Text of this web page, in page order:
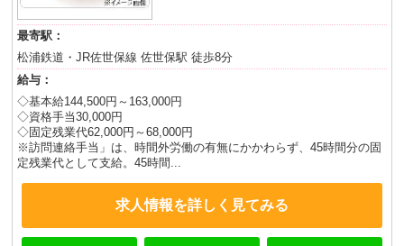
最寄駅：
松浦鉄道・JR佐世保線 佐世保駅 徒歩8分
給与：
◇基本給144,500円～163,000円
◇資格手当30,000円
◇固定残業代62,000円～68,000円
※訪問連絡手当」は、時間外労働の有無にかかわらず、45時間分の固
定残業代として支給。45時間...
求人情報を詳しく見てみる